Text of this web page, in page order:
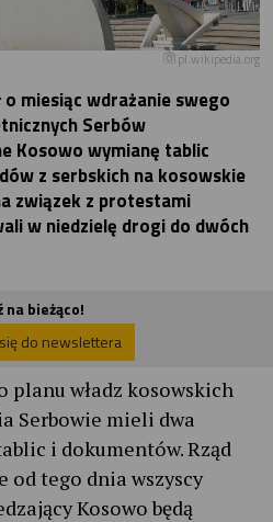
pl.wikipedia.org
o miesiąc wdrażanie swego
Serbów
Kosowo wymianę tablic
z serbskich na kosowskie
związek z protestami
w niedzielę drogi do dwóch
na bieżąco!
do newslettera
planu władz kosowskich
Serbowie mieli dwa
i dokumentów. Rząd
od tego dnia wszyscy
Kosowo będą